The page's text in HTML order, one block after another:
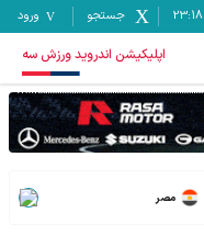
23:18 جستجو ورود
اپلیکیشن اندروید ورزش سه
مصر